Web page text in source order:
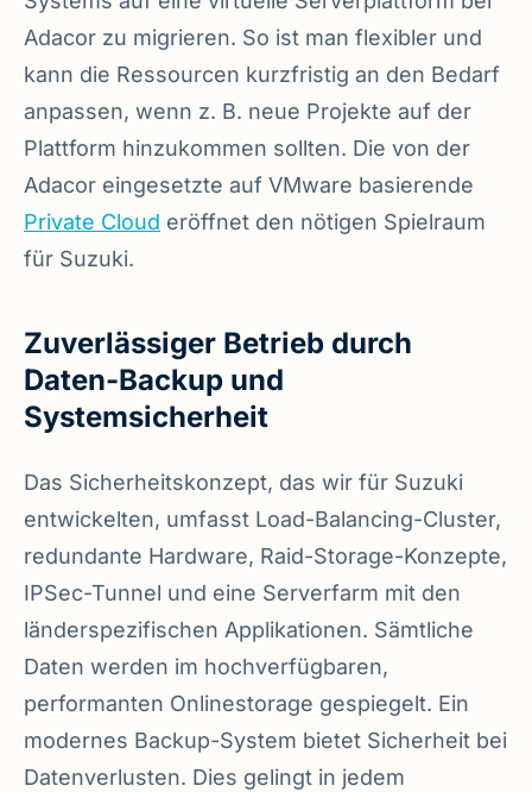
Adacor zu migrieren. So ist man flexibler und
kann die Ressourcen kurzfristig an den Bedarf
anpassen, wenn z. B. neue Projekte auf der
Plattform hinzukommen sollten. Die von der
Adacor eingesetzte auf VMware basierende
Private Cloud eröffnet den nötigen Spielraum
für Suzuki.
Zuverlässiger Betrieb durch
Daten-Backup und
Systemsicherheit
Das Sicherheitskonzept, das wir für Suzuki
entwickelten, umfasst Load-Balancing-Cluster,
redundante Hardware, Raid-Storage-Konzepte,
IPSec-Tunnel und eine Serverfarm mit den
länderspezifischen Applikationen. Sämtliche
Daten werden im hochverfügbaren,
performanten Onlinestorage gespiegelt. Ein
modernes Backup-System bietet Sicherheit bei
Datenverlusten. Dies gelingt in jedem